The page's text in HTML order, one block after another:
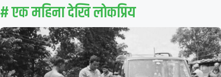
# एक महिना देखि लाेकप्रिय